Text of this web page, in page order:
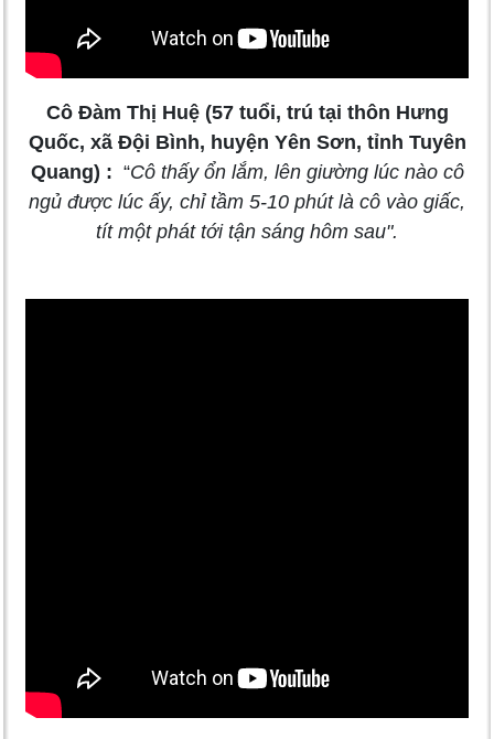
Cô Đàm Thị Huệ (57 tuổi, trú tại thôn Hưng
Quốc, xã Đội Bình, huyện Yên Sơn, tỉnh Tuyên
Quang) : “Cô thấy ổn lắm, lên giường lúc nào cô
ngủ được lúc ấy, chỉ tầm 5-10 phút là cô vào giấc,
tít một phát tới tận sáng hôm sau".